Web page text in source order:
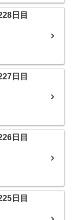
日目
日目
日目
日目